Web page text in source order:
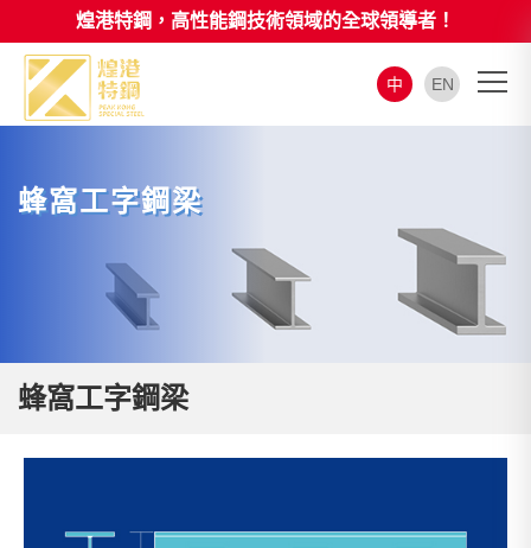
煌港特鋼，高性能鋼技術領域的全球領導者！
中 EN
蜂窩工字鋼梁
蜂窩工字鋼梁